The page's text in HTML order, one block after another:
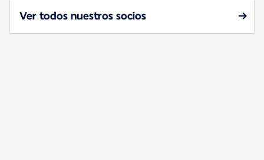
Ver todos nuestros socios